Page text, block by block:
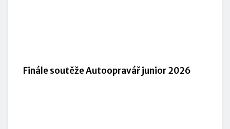
Finále soutěže Autoopravář junior 2026